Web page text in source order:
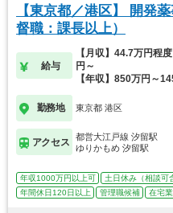
【東京都／港区】 開発
督職：課長以上）
給与
【月収】44.7万円
円～
【年収】850万円～
勤務地 東京都 港区
アクセス
都営大江戸線 汐留駅
ゆりかもめ 汐留駅
年収1000万円以上可 土日休み（相談可
年間休日120日以上
管理職候補 在宅